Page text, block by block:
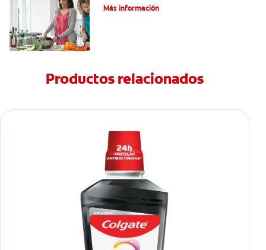
Más información
Productos relacionados